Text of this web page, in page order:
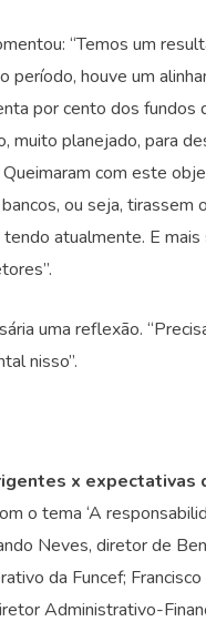
“Temos um
período, houve um
por cento dos
muito planejado, para
com este
ou seja,
atualmente. E
uma reflexão.
nisso”.
x expectativas
o tema ‘A
Neves, diretor de
da Funcef;
Administrativo-